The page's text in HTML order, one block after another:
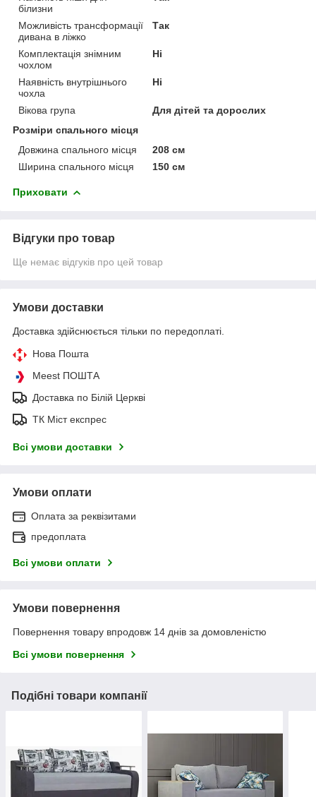
білизни
Можливість трансформації
дивана в ліжко
Так
Комплектація знімним
чохлом
Ні
Наявність внутрішнього
чохла
Ні
Вікова група
Для дітей та дорослих
Розміри спального місця
Довжина спального місця
208 см
Ширина спального місця
150 см
Приховати
Відгуки про товар
Ще немає відгуків про цей товар
Умови доставки
Доставка здійснюється тільки по передоплаті.
Нова Пошта
Meest ПОШТА
Доставка по Білій Церкві
ТК Міст експрес
Всі умови доставки
Умови оплати
Оплата за реквізитами
предоплата
Всі умови оплати
Умови повернення
Повернення товару впродовж 14 днів за домовленістю
Всі умови повернення
Подібні товари компанії